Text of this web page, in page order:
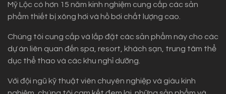
Mỹ Lộc có hơn 15 năm kinh nghiệm cung cấp các sản
phẩm thiết bị xông hơi và hồ bơi chất lượng cao.
Chúng tôi cung cấp và lắp đặt các sản phẩm này cho các
dự án liên quan đến spa, resort, khách sạn, trung tâm thể
dục thể thao và các khu nghỉ dưỡng.
Với đội ngũ kỹ thuật viên chuyên nghiệp và giàu kinh